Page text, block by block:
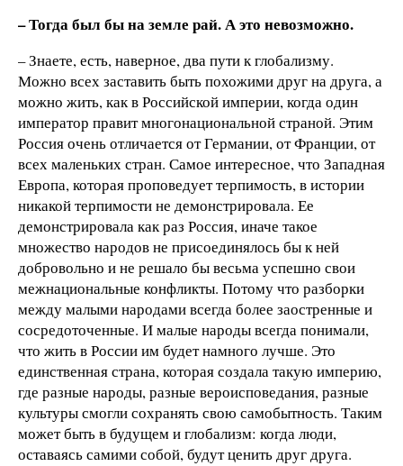
–Тогда был бы на земле рай.А это невозможно.
– Знаете, есть, наверное, два пути к глобализму.
Можно всех заставить быть похожими друг на друга, а
можно жить, как в Российской империи, когда один
император правит многонациональной страной. Этим
Россия очень отличается от Германии, от Франции, от
всех маленьких стран. Самое интересное, что Западная
Европа, которая проповедует терпимость, в истории
никакой терпимости не демонстрировала. Ее
демонстрировала как раз Россия, иначе такое
множество народов не присоединялось бы к ней
добровольно и не решало бы весьма успешно свои
межнациональные конфликты. Потому что разборки
между малыми народами всегда более заостренные и
сосредоточенные. И малые народы всегда понимали,
что жить в России им будет намного лучше. Это
единственная страна, которая создала такую империю,
где разные народы, разные вероисповедания, разные
культуры смогли сохранять свою самобытность. Таким
может быть в будущем и глобализм: когда люди,
оставаясь самими собой, будут ценить друг друга.